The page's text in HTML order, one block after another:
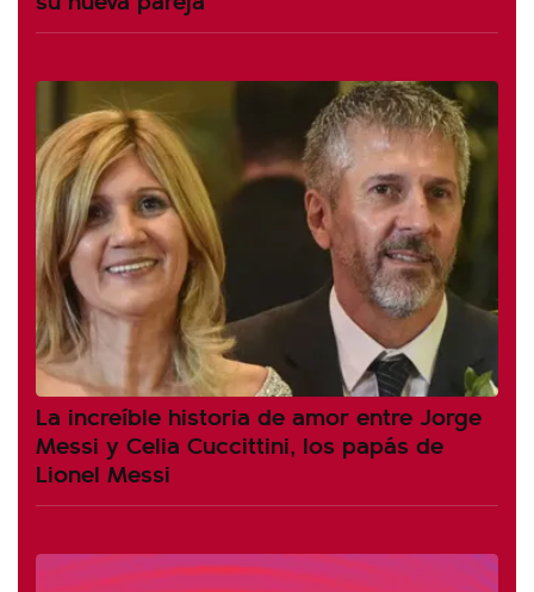
La increíble historia de amor entre Jorge
Messi y Celia Cuccittini, los papás de
Lionel Messi